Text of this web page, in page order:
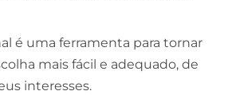
é uma ferramenta para tornar
mais fácil e adequado, de
interesses.